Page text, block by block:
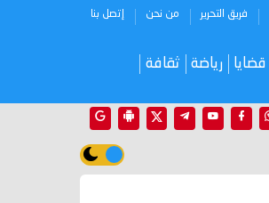
فريق التحرير من نحن إتصل بنا
قضايا رياضة ثقافة